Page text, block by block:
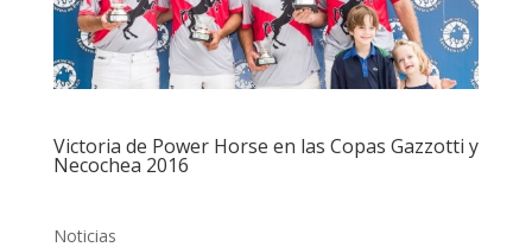
Victoria de Power Horse en las Copas Gazzotti y
Necochea 2016
Noticias